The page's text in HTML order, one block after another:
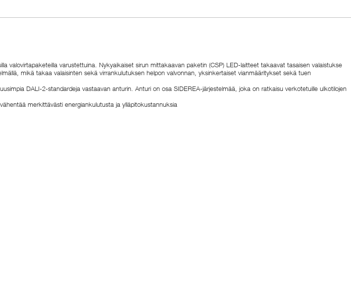
valovirtapaketeilla varustettuina. Nykyaikaiset sirun mittakaavan paketin (CSP) LED-laitteet takaavat tasaisen valaistukse
mikä takaa valaisinten sekä virrankulutuksen helpon valvonnan, yksinkertaiset vianmääritykset sekä tuen
DALI-2-standardeja vastaavan anturin. Anturi on osa SIDEREA-järjestelmää, joka on ratkaisu verkotetuille ulkotilojen
merkittävästi energiankulutusta ja ylläpitokustannuksia